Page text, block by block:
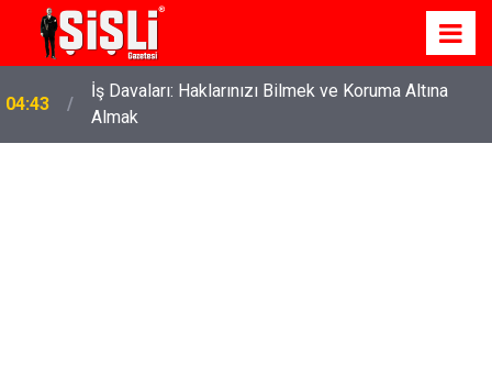
04:43
İş Davaları: Haklarınızı Bilmek ve Koruma Altına
Almak